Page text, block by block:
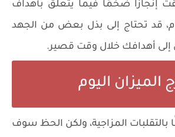
إنجازًا ضخمًا فيما يتعلق بأهداف
قد تحتاج إلى بذل بعض من الجهد
أهدافك خلال وقت قصير.
الميزان اليوم
بالتقلبات المزاجية، ولكن الحظ سوف